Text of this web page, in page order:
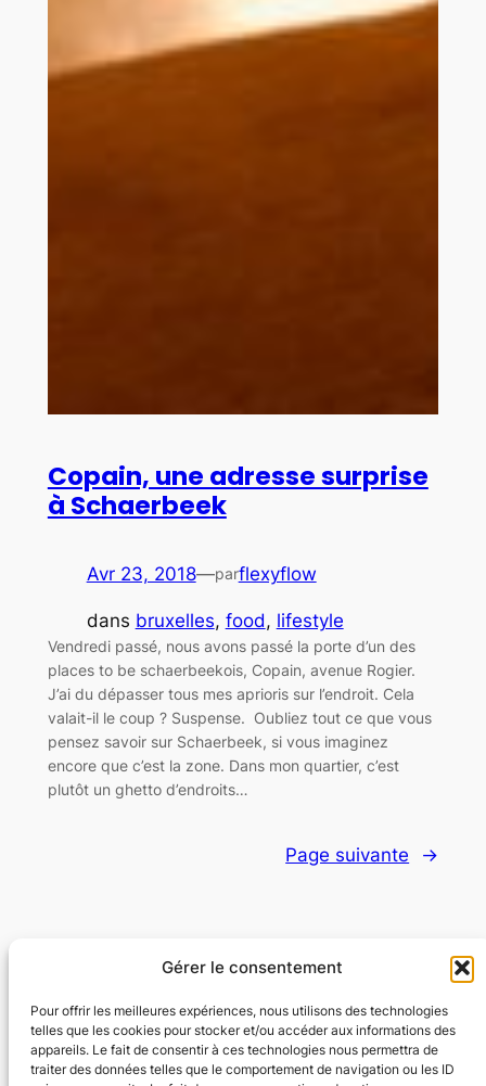
Gérer le consentement
Pour offrir les meilleures expériences, nous utilisons des technologies
telles que les cookies pour stocker et/ou accéder aux informations des
appareils. Le fait de consentir à ces technologies nous permettra de
traiter des données telles que le comportement de navigation ou les ID
Copain, une adresse surprise
à Schaerbeek
Avr 23, 2018—parflexyflow
dans bruxelles, food, lifestyle
Vendredi passé, nous avons passé la porte d’un des
places to be schaerbeekois, Copain, avenue Rogier.
J’ai du dépasser tous mes aprioris sur l’endroit. Cela
valait-il le coup ? Suspense. Oubliez tout ce que vous
pensez savoir sur Schaerbeek, si vous imaginez
encore que c’est la zone. Dans mon quartier, c’est
plutôt un ghetto d’endroits…
Page suivante →
Flexyflow · Community Management · Social
Ads · Content · Web
Community Management · Social Ads · Content · Web